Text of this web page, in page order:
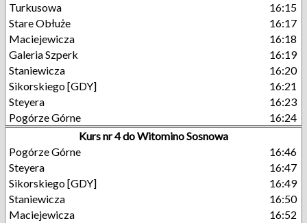
Turkusowa
16:15
Stare Obłuże
16:17
Maciejewicza
16:18
Galeria Szperk
16:19
Staniewicza
16:20
Sikorskiego [GDY]
16:21
Steyera
16:23
Pogórze Górne
16:24
Kurs nr 4 do Witomino Sosnowa
Pogórze Górne
16:46
Steyera
16:47
Sikorskiego [GDY]
16:49
Staniewicza
16:50
Maciejewicza
16:52